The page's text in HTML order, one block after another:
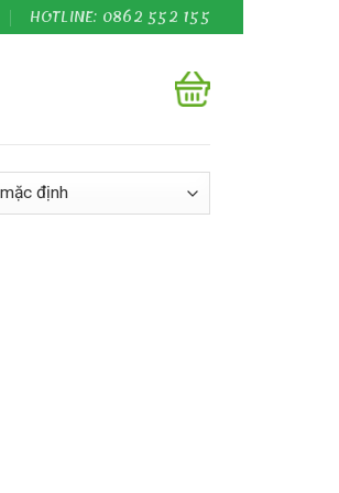
HOTLINE: 0862 552 155